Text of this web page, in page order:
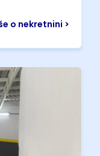
o nekretnini >